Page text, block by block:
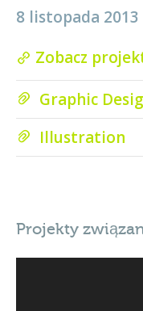
8 listopada 2013
Zobacz
Graphic
Illustration
Projekty